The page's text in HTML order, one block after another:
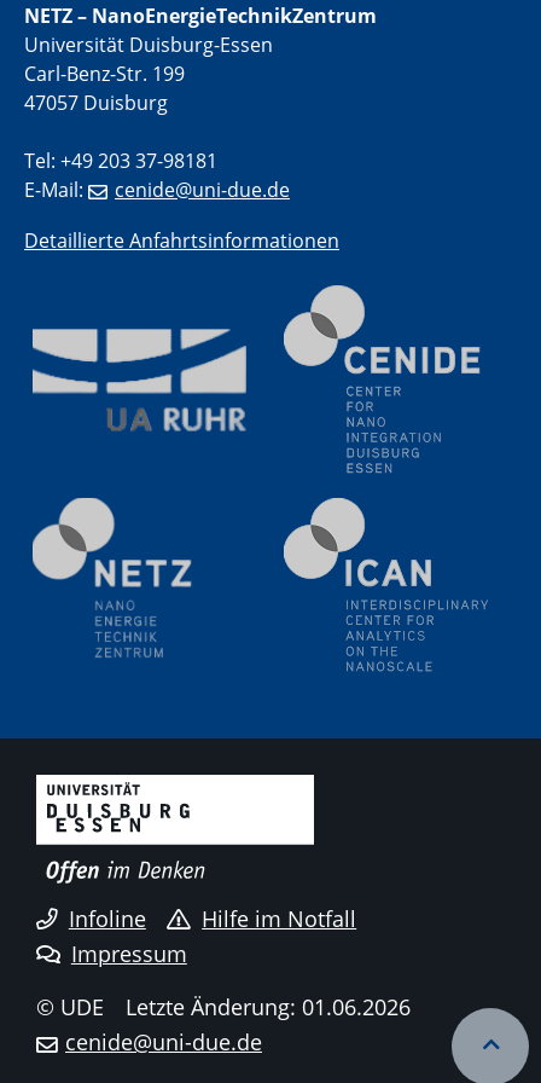
11.06.2024
SFB 1242 Kolloquium
"Transient core-hole screening in photoexcited ZnO
spectroscopy"
GDCh Kolloquium
Wissenschaftspreises Preisträgerin: Dr. Viktorija
Glembockyté Ludwig-Maximilians-Universität München
12.06.2024
Physikalisches Kolloquium
UDE4future Ringvorlesung
18.06.2024
SFB/TRR 270 Kolloquium
Polo – Research Laboratories for Emerging Technologies
in Cooling and Thermophysics, Federal University of
Santa Catarina
MPI SusMat
Hydrogen effects on the deformation and fracture of
alloys
19.06.2024
Physikalisches Kolloquium
20.06.2024
UDE4future Ringvorlesung
Physikalisches Kolloquium
NETZ – NanoEnergieTechnikZentrum
Universität Duisburg-Essen
Carl-Benz-Str. 199
47057 Duisburg
Tel: +49 203 37-98181
E-Mail:
cenide@uni-due.de
Detaillierte Anfahrtsinformationen
Infoline
Hilfe im Notfall
Impressum
© UDE
Letzte Änderung: 01.06.2026
cenide@uni-due.de